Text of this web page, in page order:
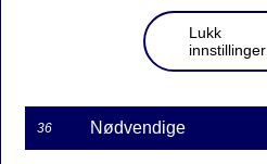
Lukk
innstillinger
36 Nødvendige